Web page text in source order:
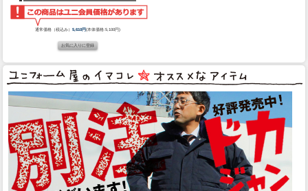
通常価格（税込み）5,610円(本体価格:5,100円)